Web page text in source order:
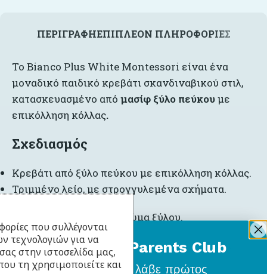
ΠΕΡΙΓΡΑΦΉΕΠΙΠΛΈΟΝ ΠΛΗΡΟΦΟΡΊΕΣ
Το Bianco Plus White Montessori είναι ένα
μοναδικό παιδικό κρεβάτι σκανδιναβικού στιλ,
κατασκευασμένο από μασίφ ξύλο πεύκουμε
επικόλληση κόλλας.
Σχεδιασμός
Κρεβάτι από ξύλο πεύκου με επικόλληση κόλλας.
Τριμμένο λείο, με στρογγυλεμένα σχήματα.
Φινίρισμα σε φυσικό χρώμα ξύλου.
Σταθερή δομή με στρογγυλεμένες άκρες για
απόλυτη ασφάλεια.
που συλλέγονται
τεχνολογιών για να
στην ιστοσελίδα μας,
τη χρησιμοποιείτε και
BabyLlama Parents Club
Γίνε μέλοςκαι λάβε πρώτος